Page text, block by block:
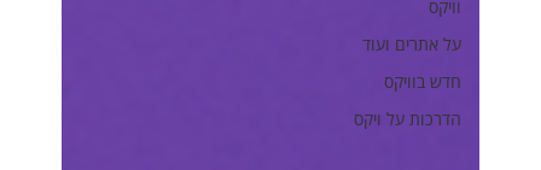
וויקס
על אתרים ועוד
חדש בוויקס
הדרכות על ויקס